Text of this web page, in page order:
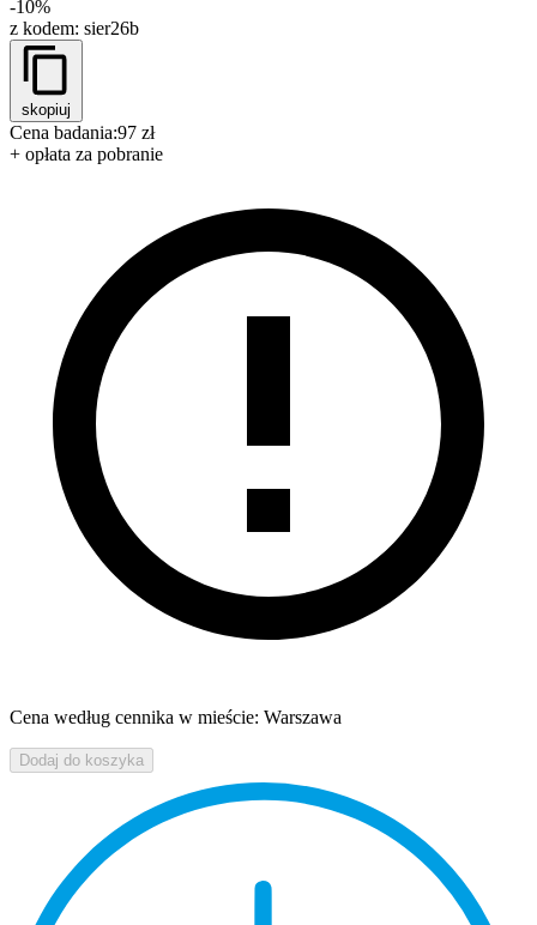
-10%
z kodem: sier26b
skopiuj
Cena badania:97 zł
+ opłata za pobranie
Cena według cennika w mieście: Warszawa
Dodaj do koszyka